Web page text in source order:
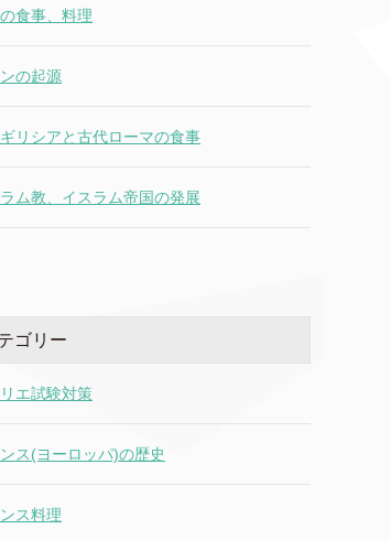
食事、料理
の起源
リシアと古代ローマの食事
ム教、イスラム帝国の発展
ゴリー
エ試験対策
ス(ヨーロッパ)の歴史
ス料理